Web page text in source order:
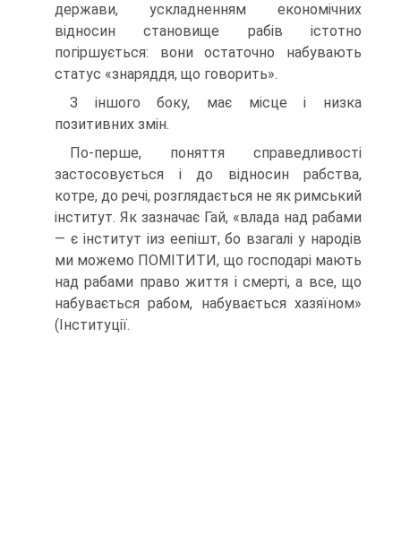
держави, ускладненням економічних
відносин становище рабів істотно
погіршується: вони остаточно набувають
статус «знаряддя, що говорить».
З іншого боку, має місце і низка
позитивних змін.
По-перше, поняття справедливості
застосовується і до відносин рабства,
котре, до речі, розглядається не як римський
інститут. Як зазначає Гай, «влада над рабами
— є інститут іиз еепішт, бо взагалі у народів
ми можемо ПОМІТИТИ, що господарі мають
над рабами право життя і смерті, а все, що
набувається рабом, набувається хазяїном»
(Інституції.